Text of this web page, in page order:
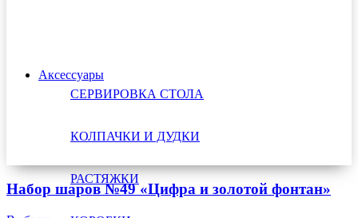
Аксессуары
СЕРВИРОВКА СТОЛА
КОЛПАЧКИ И ДУДКИ
РАСТЯЖКИ
Набор шаров №49 «Цифра и золотой фонтан»